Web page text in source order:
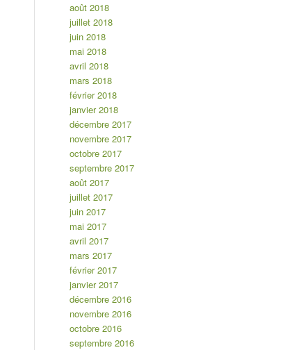
août 2018
juillet 2018
juin 2018
mai 2018
avril 2018
mars 2018
février 2018
janvier 2018
décembre 2017
novembre 2017
octobre 2017
septembre 2017
août 2017
juillet 2017
juin 2017
mai 2017
avril 2017
mars 2017
février 2017
janvier 2017
décembre 2016
novembre 2016
octobre 2016
septembre 2016